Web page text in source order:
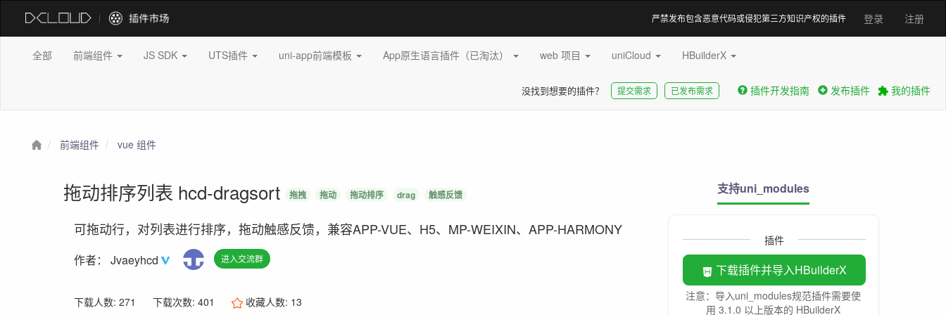
登录 注册
严禁发布包含恶意代码或侵犯第三方知识产权的插件
全部 前端组件 JS SDK UTS插件 uni-app前端模板 App原生语言插件（已淘汰） web 项目 uniCloud HBuilderX
没找到想要的插件？ 提交需求 已发布需求 插件开发指南 发布插件 我的插件
前端组件 vue 组件
拖动排序列表 hcd-dragsort 拖拽 拖动 拖动排序 drag 触感反馈
可拖动行，对列表进行排序，拖动触感反馈，兼容APP-VUE、H5、MP-WEIXIN、APP-HARMONY
作者：Jvaeyhcd 进入交流群
下载人数: 271 下载次数: 401 收藏人数: 13
支持uni_modules
插件
下载插件并导入HBuilderX
注意：导入uni_modules规范插件需要使
用 3.1.0 以上版本的 HBuilderX